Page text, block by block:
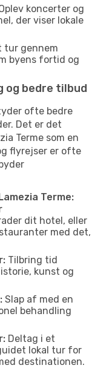
koncerter og
der viser lokale
tur gennem
byens fortid og
og bedre tilbud
ofte bedre
Det er det
Terme som en
flyrejser er ofte
Terme:
dit hotel, eller
med det,
Tilbring tid
kunst og
Slap af med en
behandling
Deltag i et
lokal tur for
destinationen.